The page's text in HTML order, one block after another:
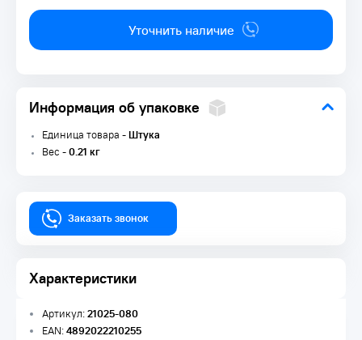
Уточнить наличие
Информация об упаковке
Единица товара -Штука
Вес -0.21 кг
Заказать звонок
Характеристики
Артикул:21025-080
EAN:4892022210255